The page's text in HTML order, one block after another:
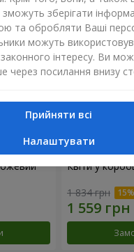
Квіти у
1 834 грн
зберігати
та обробляти Ваші
можуть
законного інтересу. Ви
через посилання внизу
Прийняти всі
Налаштувати